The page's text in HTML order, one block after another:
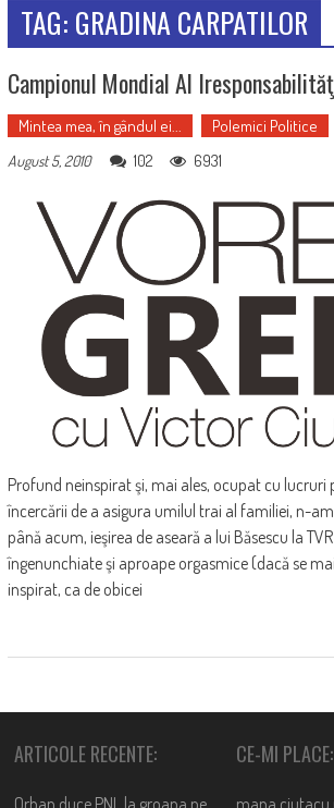
TAG: GRADINA CARPATILOR
Campionul Mondial Al
Mintea mea, în gândul ei... Polemici Politice
August 5, 2010
102 6931
Profund neinspirat şi, mai ales, ocupat cu lucruri
încercării de a asigura umilul trai al familiei, n-
până acum, ieşirea de aseară a lui Băsescu la
îngenunchiate şi aproape orgasmice (dacă se
inspirat, ca de obicei
ARTICOLE RECENTE: CE-MI PLACE: